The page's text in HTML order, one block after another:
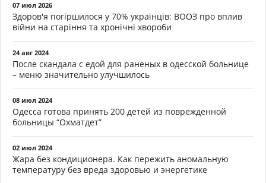
07 июл 2026
Здоров'я погіршилося у 70% українців: ВООЗ про вплив
війни на старіння та хронічні хвороби
24 авг 2024
После скандала с едой для раненых в одесской больнице
– меню значительно улучшилось
08 июл 2024
Одесса готова принять 200 детей из поврежденной
больницы “Охматдет”
02 июл 2024
Жара без кондиционера. Как пережить аномальную
температуру без вреда здоровью и энергетике